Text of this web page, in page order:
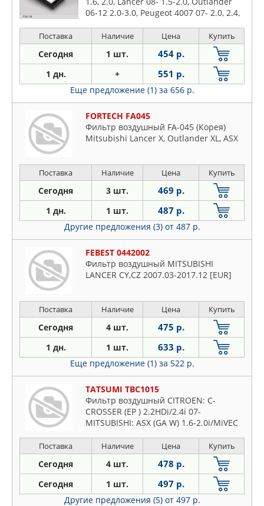
06-12 2.0-3.0, Peugeot 4007 07- 2.0, 2.4,
Поставка Наличие Цена Купить
Сегодня 1 шт. 454 р.
1 дн. + 551 р.
Еще предложение (1) за 656 р.
FORTECH FA045
Фильтр воздушный FA-045 (Корея)
Mitsubishi Lancer X, Outlander XL, ASX
Поставка Наличие Цена Купить
Сегодня 3 шт. 469 р.
1 дн. 1 шт. 487 р.
Другие предложения (3) от 487 р.
FEBEST 0442002
Фильтр воздушный MITSUBISHI
LANCER CY,CZ 2007.03-2017.12 [EUR]
Поставка Наличие Цена Купить
Сегодня 4 шт. 475 р.
1 дн. 1 шт. 633 р.
Еще предложение (1) за 522 р.
TATSUMI TBC1015
Фильтр воздушный CITROEN: C-
CROSSER (EP ) 2.2HDi/2.4i 07-
MITSUBISHI: ASX (GA W) 1.6-2.0i/MiVEC
OUTLANDER II 2.0-3.0i/Di-D 06-
Поставка Наличие Цена Купить
Сегодня 4 шт. 478 р.
Сегодня 1 шт. 497 р.
Другие предложения (5) от 497 р.